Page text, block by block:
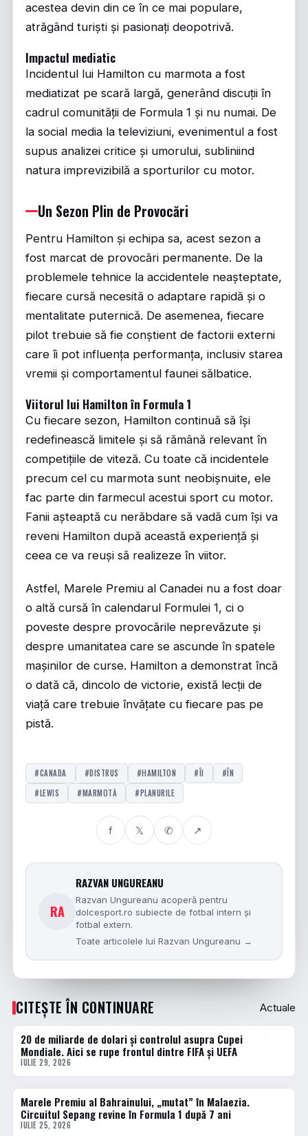
acestea devin din ce în ce mai populare,
atrăgând turiști și pasionați deopotrivă.
Impactul mediatic
Incidentul lui Hamilton cu marmota a fost
mediatizat pe scară largă, generând discuții în
cadrul comunității de Formula 1 și nu numai. De
la social media la televiziuni, evenimentul a fost
supus analizei critice și umorului, subliniind
natura imprevizibilă a sporturilor cu motor.
Un Sezon Plin de Provocări
Pentru Hamilton și echipa sa, acest sezon a
fost marcat de provocări permanente. De la
problemele tehnice la accidentele neașteptate,
fiecare cursă necesită o adaptare rapidă și o
mentalitate puternică. De asemenea, fiecare
pilot trebuie să fie conștient de factorii externi
care îi pot influența performanța, inclusiv starea
vremii și comportamentul faunei sălbatice.
Viitorul lui Hamilton în Formula 1
Cu fiecare sezon, Hamilton continuă să își
redefinească limitele și să rămână relevant în
competițiile de viteză. Cu toate că incidentele
precum cel cu marmota sunt neobișnuite, ele
fac parte din farmecul acestui sport cu motor.
Fanii așteaptă cu nerăbdare să vadă cum își va
reveni Hamilton după această experiență și
ceea ce va reuși să realizeze în viitor.
Astfel, Marele Premiu al Canadei nu a fost doar
o altă cursă în calendarul Formulei 1, ci o
poveste despre provocările neprevăzute și
despre umanitatea care se ascunde în spatele
mașinilor de curse. Hamilton a demonstrat încă
o dată că, dincolo de victorie, există lecții de
viață care trebuie învățate cu fiecare pas pe
pistă.
#CANADA #DISTRUS #HAMILTON #ÎI
#ÎN
#LEWIS
#MARMOTĂ #PLANURILE
f 𝕏 ✆ ↗
RA
RAZVAN UNGUREANU
Razvan Ungureanu acoperă pentru
dolcesport.ro subiecte de fotbal intern și
fotbal extern.
Toate articolele lui Razvan Ungureanu →
CITEȘTE ÎN CONTINUARE Actuale
ACTUALE
20 de miliarde de dolari și controlul asupra Cupei
Mondiale. Aici se rupe frontul dintre FIFA și UEFA
IULIE 29, 2026
ACTUALE
Marele Premiu al Bahrainului, „mutat” în Malaezia.
Circuitul Sepang revine în Formula 1 după 7 ani
IULIE 25, 2026